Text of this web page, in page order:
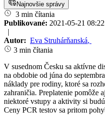
Najnovšie správy
3 min čítania
Publikované: 2021-05-21
|
Autor: Eva Struhárňanská,
3 min čítania
V susednom Česku sa aktívne
na obdobie od júna do
náklady pre rodiny, ktoré sa
zahraničia. Preplatenie pomôže
niektoré vstupy a aktivity si
Ceny PCR testov sa pritom